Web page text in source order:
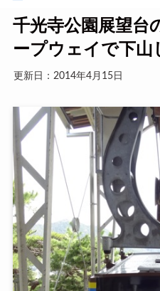
千光寺公園展望台
ープウェイで下山
更新日：2014年4月15日